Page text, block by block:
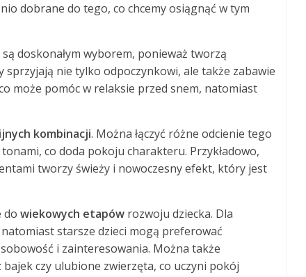
dobrane do tego, co chcemy osiągnąć w tym
są doskonałym wyborem, ponieważ tworzą
nie tylko odpoczynkowi, ale także zabawie
może pomóc w relaksie przed snem, natomiast
kombinacji. Można łączyć różne odcienie tego
co doda pokoju charakteru. Przykładowo,
tworzy świeży i nowoczesny efekt, który jest
do wiekowych etapów rozwoju dziecka. Dla
starsze dzieci mogą preferować
i zainteresowania. Można także
czy ulubione zwierzęta, co uczyni pokój